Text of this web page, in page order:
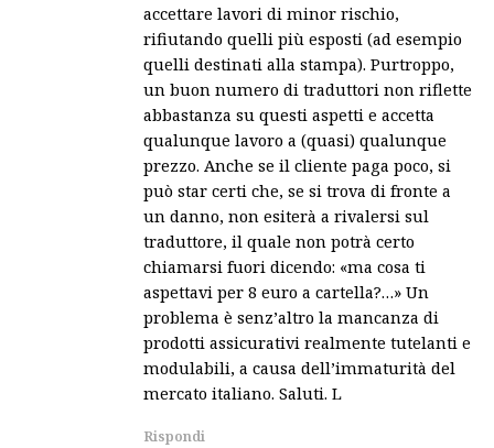
accettare lavori di minor rischio,
rifiutando quelli più esposti (ad esempio
quelli destinati alla stampa). Purtroppo,
un buon numero di traduttori non riflette
abbastanza su questi aspetti e accetta
qualunque lavoro a (quasi) qualunque
prezzo. Anche se il cliente paga poco, si
può star certi che, se si trova di fronte a
un danno, non esiterà a rivalersi sul
traduttore, il quale non potrà certo
chiamarsi fuori dicendo: «ma cosa ti
aspettavi per 8 euro a cartella?…» Un
problema è senz’altro la mancanza di
prodotti assicurativi realmente tutelanti e
modulabili, a causa dell’immaturità del
mercato italiano. Saluti. L
Rispondi